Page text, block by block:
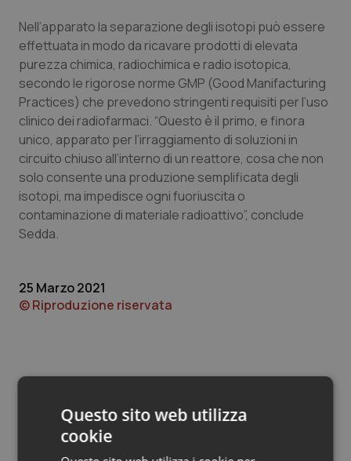
Toscana
Umbria
Valle D’Aosta
Veneto
Obesità
Oftalmologia
Oncodermatologia
Oncoematologia
Oncologia & Nutrizione
Psoriasi & pelle
Quotidiano Chirurgia
Rene & patologie urogenitali
Nell’apparato la separazione degli isotopi può essere
effettuata in modo da ricavare prodotti di elevata
purezza chimica, radiochimica e radio isotopica,
secondo le rigorose norme GMP (Good Manifacturing
Practices) che prevedono stringenti requisiti per l’uso
clinico dei radiofarmaci. “Questo è il primo, e finora
unico, apparato per l’irraggiamento di soluzioni in
circuito chiuso all’interno di un reattore, cosa che non
solo consente una produzione semplificata degli
isotopi, ma impedisce ogni fuoriuscita o
contaminazione di materiale radioattivo”, conclude
Sedda.
25 Marzo 2021
© Riproduzione riservata
Potrebbe interessarti in
Questo sito web utilizza
cookie